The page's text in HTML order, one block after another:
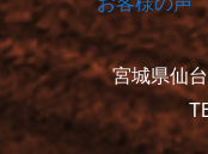
宮城県仙